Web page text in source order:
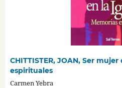
CHITTISTER, JOAN, Ser
espirituales
Carmen Yebra